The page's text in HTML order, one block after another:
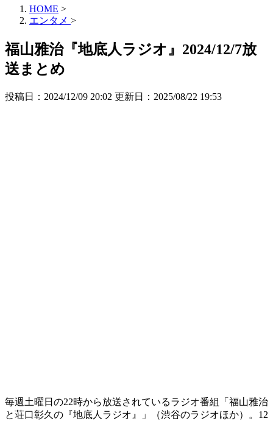
HOME >
エンタメ >
福山雅治『地底人ラジオ』2024/12/7放
送まとめ
投稿日：2024/12/09 20:02 更新日： 2025/08/22 19:53
毎週土曜日の22時から放送されているラジオ番組「福山雅治
と荘口彰久の『地底人ラジオ』」（渋谷のラジオほか）。12